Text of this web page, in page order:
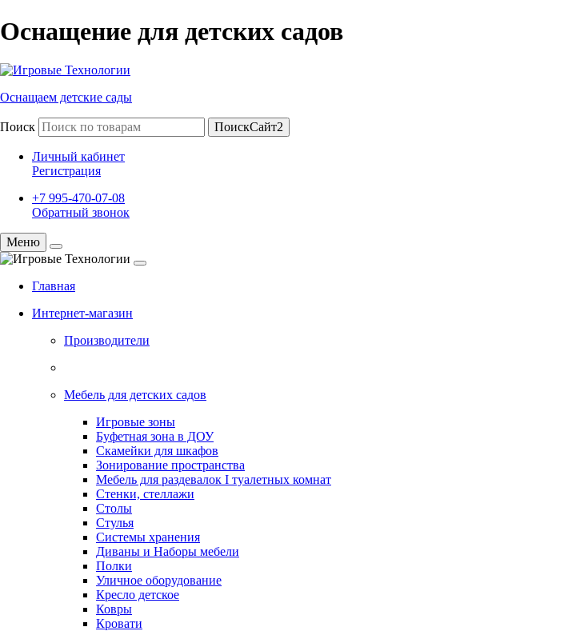
Оснащение для детских садов
Оснащаем детские сады
Поиск ПоискСайт2
Личный кабинет
Регистрация
+7 995-470-07-08
Обратный звонок
Меню
Главная
Интернет-магазин
Производители
Мебель для детских садов
Игровые зоны
Буфетная зона в ДОУ
Скамейки для шкафов
Зонирование пространства
Мебель для раздевалок I туалетных комнат
Стенки, стеллажи
Столы
Стулья
Системы хранения
Диваны и Наборы мебели
Полки
Уличное оборудование
Кресло детское
Ковры
Кровати